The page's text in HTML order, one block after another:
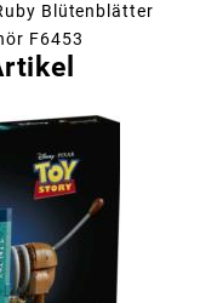
Blütenblätter
F6453